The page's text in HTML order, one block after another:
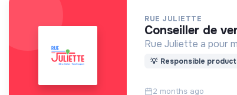
RUE JULIETTE
conseiller de
Rue Juliette a pour
💡 Responsible
2 months ago